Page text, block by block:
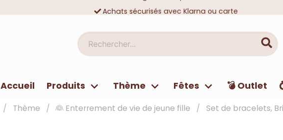
Achats sécurisés avec Klarna ou carte
Rechercher...
Accueil Produits Thème Fêtes 💣 Outlet
Thème 👰 Enterrement de vie de jeune fille Set de bracelets,